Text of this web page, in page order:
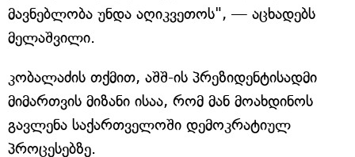
მავნებლობა უნდა აღიკვეთოს", — აცხადებს
მელაშვილი.
კობალაძის თქმით, აშშ-ის პრეზიდენტისადმი
მიმართვის მიზანი ისაა, რომ მან მოახდინოს
გავლენა საქართველოში დემოკრატიულ
პროცესებზე.